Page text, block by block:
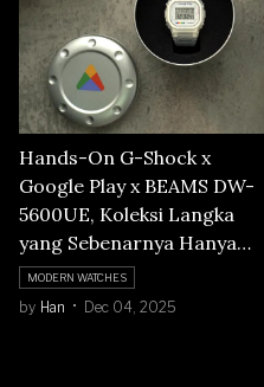
Hands-On G-Shock x
Google Play x BEAMS DW-
5600UE, Koleksi Langka
yang Sebenarnya Hanya
Bisa Didapat Lewat Undian
Google Play Points Jepang!
MODERN WATCHES
by Han Dec 04, 2025